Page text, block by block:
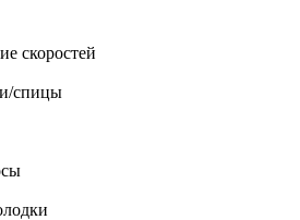
скоростей
спицы